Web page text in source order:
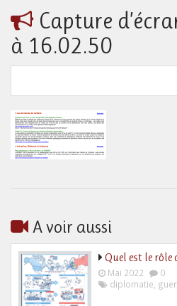
Capture
à 16.02.50
A voir aussi
Quel est le rôle
Mai 2022
0
diplomatie